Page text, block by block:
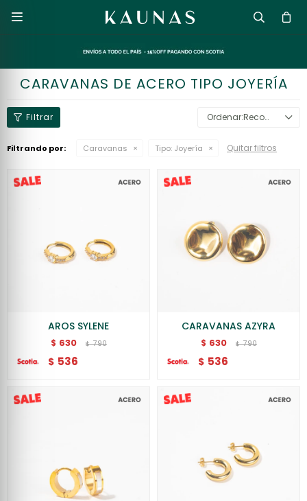

CARAVANAS DE ACERO TIPO JOYERÍA
Recomendados
Filtrando por: Caravanas Tipo: Joyería Quitar filtros
AROS SYLENE
$ 630 $ 790
$ 536
CARAVANAS AZYRA
$ 630 $ 790
$ 536